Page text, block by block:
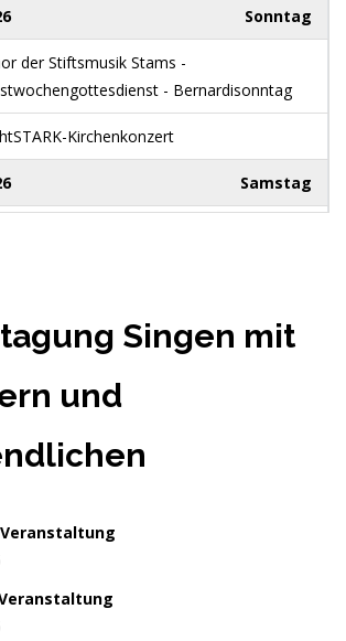
Sonntag
der Stiftsmusik Stams -
- Bernardisonntag
Kirchenkonzert
Samstag
Niederau - Singnachmittag auf
Jausenstation Foisching - Niederau /
for Singing: Stimmbildung für Chorleitende
2026
Basis-Lehrgang Kinder- und
Singen mit
und